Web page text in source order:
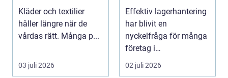
till rena kläder
Kläder och textilier
håller längre när de
vårdas rätt. Många p...
03 juli 2026
effektiva och
flexibla flöden
Effektiv lagerhantering
har blivit en
nyckelfråga för många
företag i
Stockholmsregionen.
Konkurrens...
02 juli 2026